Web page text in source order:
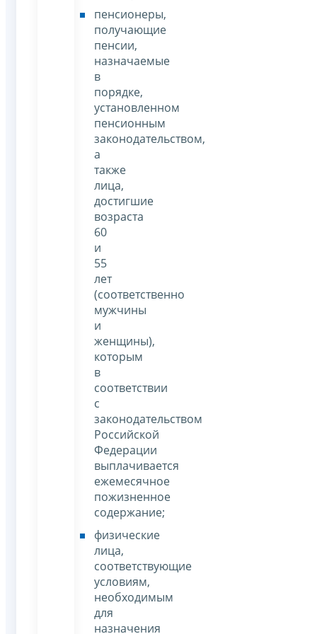
пенсионеры,
получающие
пенсии,
назначаемые
в
порядке,
установленном
пенсионным
законодательством,
а
также
лица,
достигшие
возраста
60
и
55
лет
(соответственно
мужчины
и
женщины),
которым
в
соответствии
с
законодательством
Российской
Федерации
выплачивается
ежемесячное
пожизненное
содержание;
физические
лица,
соответствующие
условиям,
необходимым
для
назначения